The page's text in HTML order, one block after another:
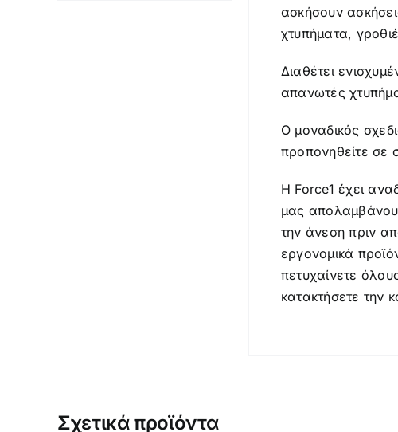
ασκήσουν
χτυπήματα,
Διαθέτει
απανωτές
Ο μοναδικός
προπονηθείτε σε
Η Force1 έχει
μας
την άνεση πριν
εργονομικά
πετυχαίνετε
κατακτήσετε την
Σχετικά προϊόντα